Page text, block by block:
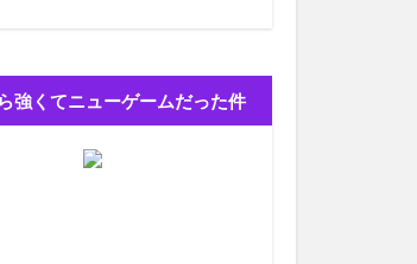
強くてニューゲームだった件